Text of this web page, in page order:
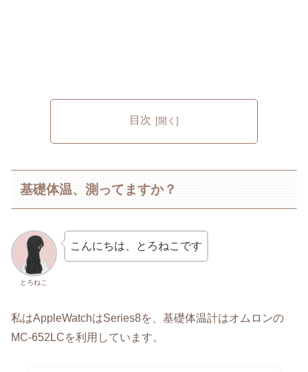
目次
基礎体温、測ってますか？
とろねこ
こんにちは、とろねこです
私はAppleWatchはSeries8を、基礎体温計はオムロンの
MC-652LCを利用しています。